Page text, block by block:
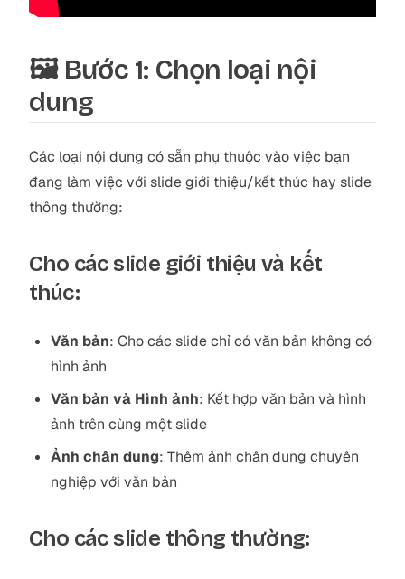
🖼️ Bước 1: Chọn loại nội
dung
Các loại nội dung có sẵn phụ thuộc vào việc bạn
đang làm việc với slide giới thiệu/kết thúc hay slide
thông thường:
Cho các slide giới thiệu và kết
thúc:
Văn bản: Cho các slide chỉ có văn bản không có
hình ảnh
Văn bản và Hình ảnh: Kết hợp văn bản và hình
ảnh trên cùng một slide
Ảnh chân dung: Thêm ảnh chân dung chuyên
nghiệp với văn bản
Cho các slide thông thường: